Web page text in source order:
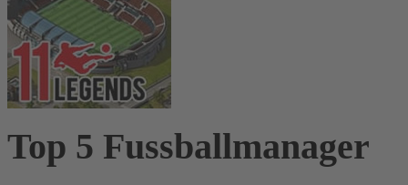
Top 5 Fussballmanager